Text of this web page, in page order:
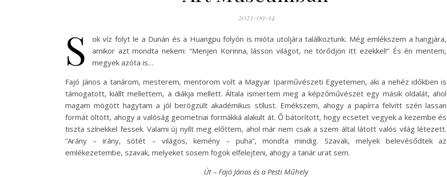
2023-09-14
S
ok víz folyt le a Dunán és a Huangpu folyón is mióta utoljára találkoztunk. Még emlékszem a hangjára,
amikor azt mondta nekem: “Menjen Korinna, lásson világot, ne törődjön itt ezekkel!” És én mentem,
megyek azóta is…
Fajó János a tanárom, mesterem, mentorom volt a Magyar Iparművészeti Egyetemen, aki a nehéz időkben is
támogatott, kiállt mellettem, a diákja mellett. Általa ismertem meg a képzőművészet egy másik oldalát, ahol
magam mögött hagytam a jól berögzült akadémikus stílust. Emékszem, ahogy a papírra felvitt szén lassan
formát öltött, ahogy a valóság geometriai formákká alakult át. Ő bátorított, hogy ecsetet vegyek a kezembe és
tiszta színekkel fessek. Valami új nyílt meg előttem, ahol már nem csak a szem által látott valós világ létezett.
“Arány – irány, sötét – világos, kemény – puha”, mondta mindig. Szavak, melyek belevésődtek az
emlékezetembe, szavak, melyeket sosem fogok elfelejteni, ahogy a tanár urat sem.
Út – Fajó János és a Pesti Műhely